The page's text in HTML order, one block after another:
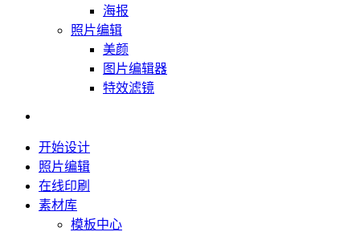
海报
照片编辑
美颜
图片编辑器
特效滤镜
开始设计
照片编辑
在线印刷
素材库
模板中心